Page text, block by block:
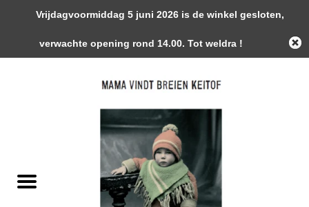
0 Artikelen - €0,00
Handwerk Toebehoren
Vrijdagvoormiddag 5 juni 2026 is de winkel gesloten,
verwachte opening rond 14.00. Tot weldra !